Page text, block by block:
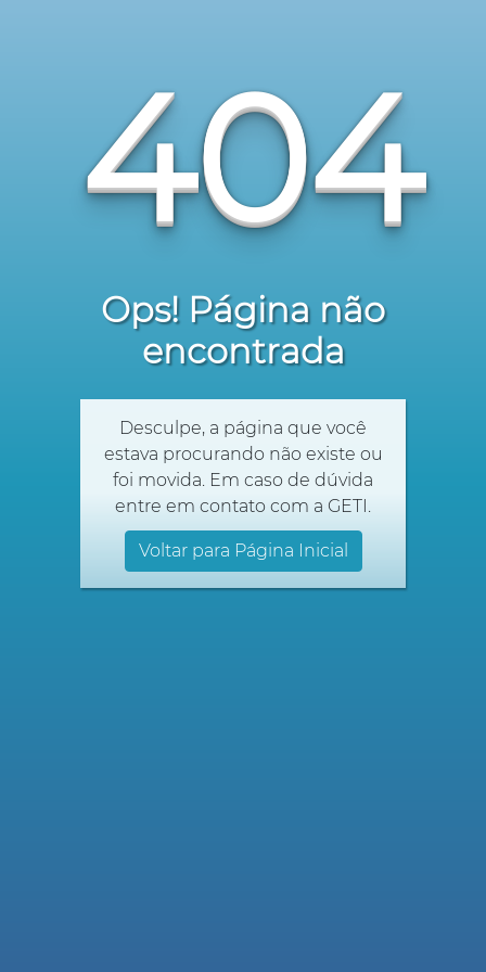
404
Ops! Página não
encontrada
Desculpe, a página que você
estava procurando não existe ou
foi movida. Em caso de dúvida
entre em contato com a GETI.
Voltar para Página Inicial